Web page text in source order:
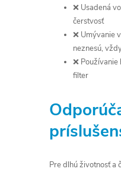
❌ Usadená
čerstvosť
❌ Umývanie
neznesú,
❌
filter
Pre dlhú životnosť a